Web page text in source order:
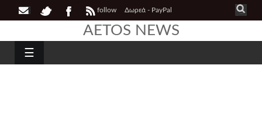
follow Δωρεά - PayPal
AETOS NEWS
☰